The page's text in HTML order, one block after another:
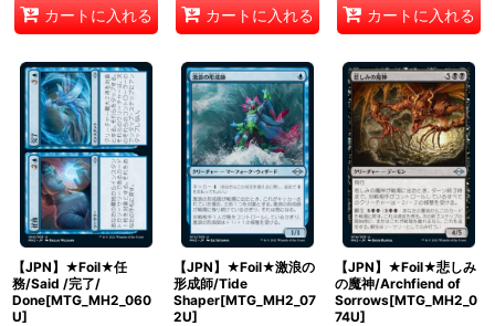
カートに入れる カートに入れる カートに入れる
【JPN】★Foil★任
務/Said /完了/
Done[MTG_MH2_060
U]
【JPN】★Foil★激浪の
形成師/Tide
Shaper[MTG_MH2_07
2U]
【JPN】★Foil★悲しみ
の魔神/Archfiend of
Sorrows[MTG_MH2_0
74U]